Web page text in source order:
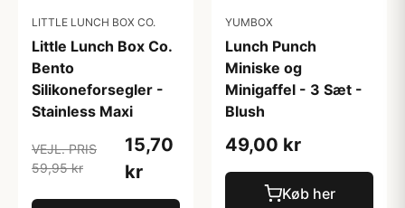
LITTLE LUNCH BOX CO.
Little Lunch Box Co.
Bento
Silikoneforsegler -
Stainless Maxi
VEJL. PRIS
59,95 kr
15,70
kr
YUMBOX
Lunch Punch
Miniske og
Minigaffel - 3 Sæt -
Blush
49,00 kr
Køb her